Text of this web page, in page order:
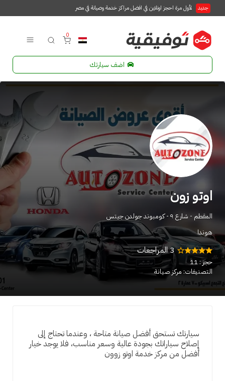
جديد لأول مرة احجز اونلاين في افضل مراكز خدمة وصيانة في مصر
0
اضف سيارتك
اوتو زون
المقطم - شارع ٩ - كومبوند جولدن جيتس
هوندا
3 المراجعات
حجز : 11
التصنيفات: مركز صيانة
سيارتك تستحق أفضل صيانة متاحة ، وعندما تحتاج إلى
إصلاح سياراتك بجودة عالية وسعر مناسب، فلا يوجد خيار
أفضل من مركز خدمة اوتو زوون